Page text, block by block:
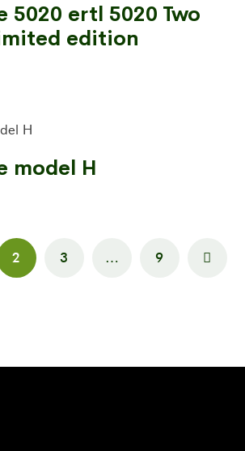
5020 ertl 5020 Two
edition
model H
2 3 … 9